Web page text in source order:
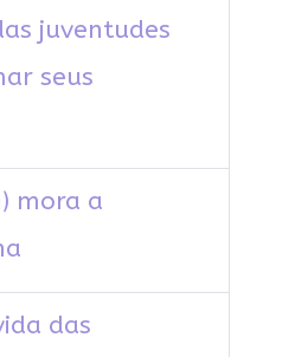
juventudes
seus
mora a
das